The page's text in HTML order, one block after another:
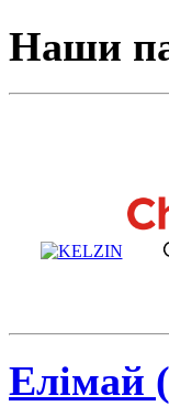
Наши
Елімай